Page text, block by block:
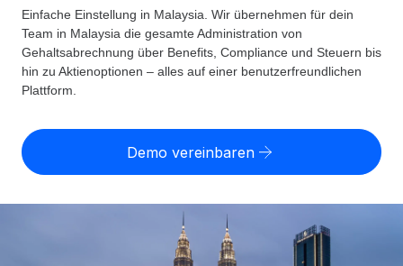
Globale Payroll
Einfache, rechtssicher Payroll
Employer of Record
Weltweites Wachstum ohne Kosten für Niederlassungen
Contractor of Record
Rechtssichere, weltweite Arbeit mit Freelancer:innen
Globales Onboarding und Verwalten von
WELTWEITE ABDECKUNG
Country Explorer
Länderspezifische Unterstützung bei der Einstellung
Einfache Einstellung in allen US-Bundesstaaten
Ressourcen
TOOLS UND RECHNER
Scheinselbstständigkeitsrisiko berechnen
Personalkostenrechner
Gesamtbeschäftigungskosten
Honorarzahlungen berechnen
Preise
Anmelden
Einfache Einstellung in Malaysia. Wir übernehmen für dein
Team in Malaysia die gesamte Administration von
Gehaltsabrechnung über Benefits, Compliance und Steuern bis
hin zu Aktienoptionen – alles auf einer benutzerfreundlichen
Plattform.
Demo vereinbaren